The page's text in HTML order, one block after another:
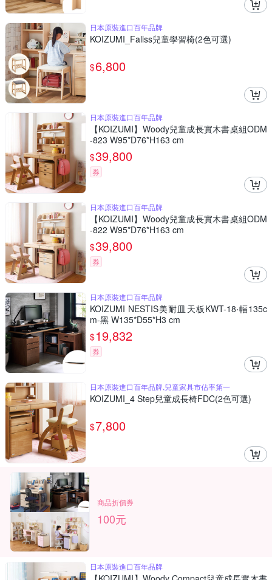
日本原裝進口百年品牌
KOIZUMI_Faliss兒童學習椅(2色可選)
$6,800
日本原裝進口百年品牌
【KOIZUMI】Woody兒童成長實木書桌組ODM
-823 W95*D76*H163 cm
$39,800
券
日本原裝進口百年品牌
【KOIZUMI】Woody兒童成長實木書桌組ODM
-822 W95*D76*H163 cm
$39,800
券
日本原裝進口百年品牌
KOIZUMI NESTIS美耐皿天板KWT-18‧幅135c
m-黑 W135*D55*H3 cm
$19,832
券
日本原裝進口百年品牌,兒童家具市佔率第一
KOIZUMI_4 Step兒童成長椅FDC(2色可選)
$7,800
商品折價券
100元
日本原裝進口百年品牌